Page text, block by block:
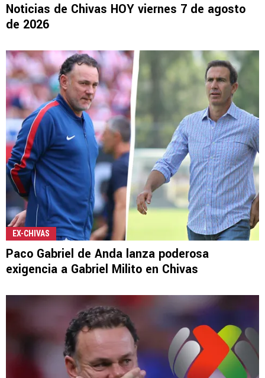
Noticias de Chivas HOY viernes 7 de agosto
de 2026
EX-CHIVAS
Paco Gabriel de Anda lanza poderosa
exigencia a Gabriel Milito en Chivas